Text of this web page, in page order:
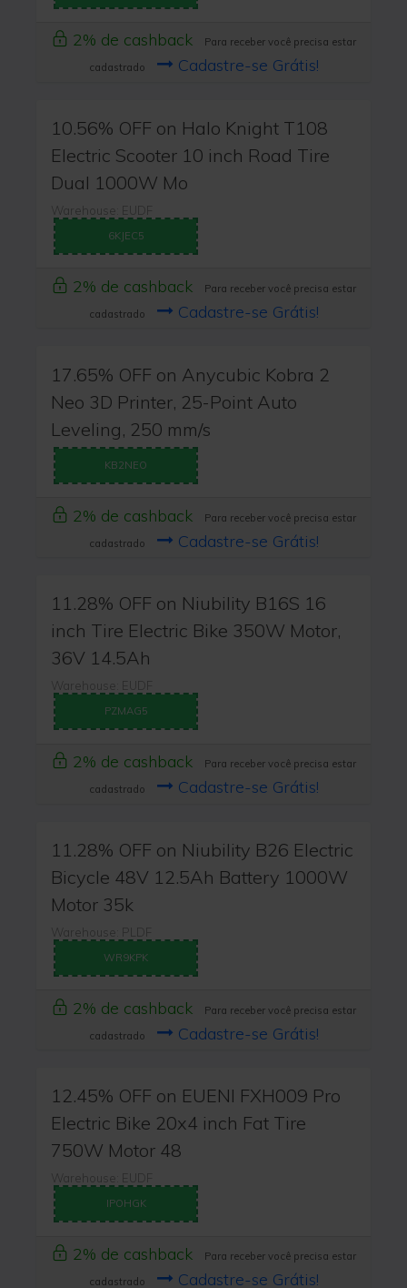
2% de cashback
Para receber você precisa estar
cadastrado
Cadastre-se Grátis!
10.56% OFF on Halo Knight T108
Electric Scooter 10 inch Road Tire
Dual 1000W Mo
Warehouse: EUDF
6KJEC5
2% de cashback
Para receber você precisa estar
cadastrado
Cadastre-se Grátis!
17.65% OFF on Anycubic Kobra 2
Neo 3D Printer, 25-Point Auto
Leveling, 250 mm/s
KB2NEO
2% de cashback
Para receber você precisa estar
cadastrado
Cadastre-se Grátis!
11.28% OFF on Niubility B16S 16
inch Tire Electric Bike 350W Motor,
36V 14.5Ah
Warehouse: EUDF
PZMAG5
2% de cashback
Para receber você precisa estar
cadastrado
Cadastre-se Grátis!
11.28% OFF on Niubility B26 Electric
Bicycle 48V 12.5Ah Battery 1000W
Motor 35k
Warehouse: PLDF
WR9KPK
2% de cashback
Para receber você precisa estar
cadastrado
Cadastre-se Grátis!
12.45% OFF on EUENI FXH009 Pro
Electric Bike 20x4 inch Fat Tire
750W Motor 48
Warehouse: EUDF
IPOHGK
2% de cashback
Para receber você precisa estar
cadastrado
Cadastre-se Grátis!